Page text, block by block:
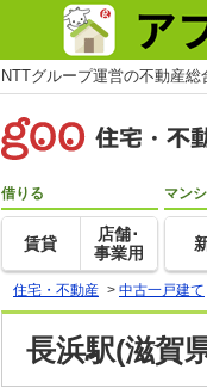
NTTグループ運営の不動産
借りる
賃貸
店舗･
事業用
マン
住宅・不動産 > 中古一戸建て
長浜駅(滋賀